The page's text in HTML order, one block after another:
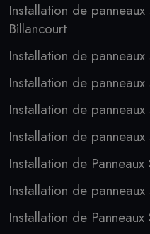
Installation de
Billancourt
Installation de
Installation de
Installation de
Installation de
Installation de
Installation de
Installation de